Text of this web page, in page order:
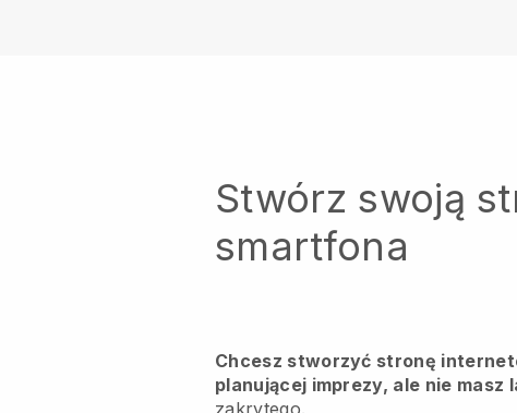
Stwórz swoją
smartfona
Chcesz stworzyć stronę
planującej imprezy, ale nie masz
zakrytego.